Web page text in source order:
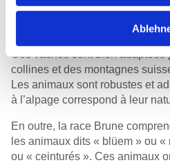
LaraceBrune,avec sesdeux
rétrocroisée
Cesvaches sont bien adaptées
collines et des montagnes
Les animaux sontrobustes et
à l’alpage correspond à leur
En outre, la race Brune
les animaux dits « blüem » ou «
ou « ceinturés ». Ces animaux